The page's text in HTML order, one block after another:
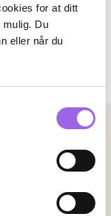
for at ditt
mulig. Du
eller når du